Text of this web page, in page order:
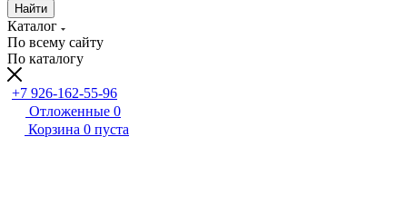
Найти
Каталог
По всему сайту
По каталогу
+7 926-162-55-96
Отложенные 0
Корзина 0 пуста